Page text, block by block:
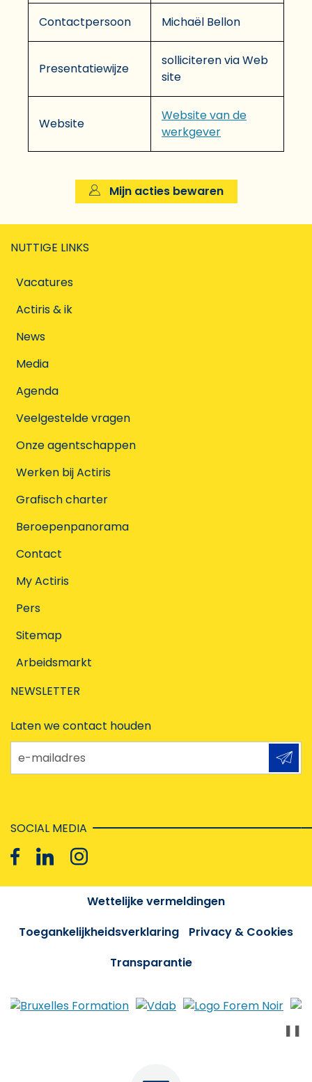
Contactpersoon Michaël Bellon
Presentatiewijze
solliciteren via Web
site
Website
Website van de
werkgever
Mijn acties bewaren
NUTTIGE LINKS
Vacatures
Actiris & ik
News
Media
Agenda
Veelgestelde vragen
Onze agentschappen
Werken bij Actiris
Grafisch charter
Beroepenpanorama
Contact
My Actiris
Pers
Sitemap
Arbeidsmarkt
NEWSLETTER
Laten we contact houden
e-mailadres
SOCIAL MEDIA
Wettelijke vermeldingen
Toegankelijkheidsverklaring
Privacy & Cookies
Transparantie
❚❚